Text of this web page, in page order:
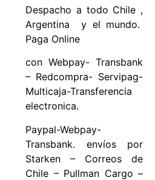
Despacho a todo Chile ,
Argentina y el mundo.
Paga Online
con Webpay- Transbank
– Redcompra- Servipag-
Multicaja-Transferencia
electronica.
Paypal-Webpay-
Transbank. envíos por
Starken – Correos de
Chile – Pullman Cargo –